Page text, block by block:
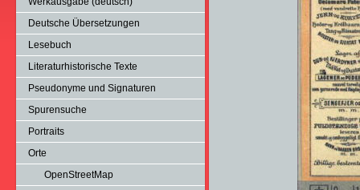
Deutsche Übersetzungen
Lesebuch
Literaturhistorische Texte
Pseudonyme und Signaturen
Spurensuche
Portraits
Orte
OpenStreetMap